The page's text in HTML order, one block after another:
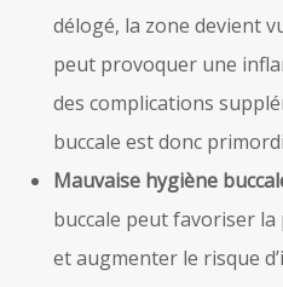
délogé, la zone devient
peut provoquer une
des complications
buccale est donc
Mauvaise hygiène
buccale peut favoriser
et augmenter le risque